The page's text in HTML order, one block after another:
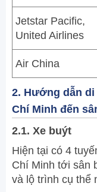
Jetstar Pacific,
United Airlines
Air China
2. Hướng dẫn
Chí Minh đến
2.1. Xe buýt
Hiện tại có 4
Chí Minh tới sân
và lộ trình cụ thể